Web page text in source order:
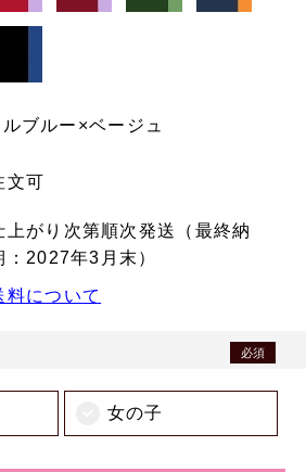
ブルー×ベージュ
文可
上がり次第順次発送（最終納
：2027年3月末）
料について
必須
女の子